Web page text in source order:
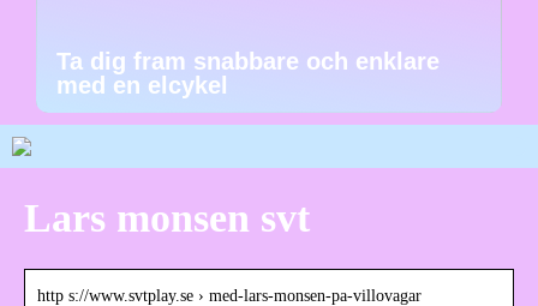
Ta dig fram snabbare och enklare
med en elcykel
Lars monsen svt
http s://www.svtplay.se › med-lars-monsen-pa-villovagar